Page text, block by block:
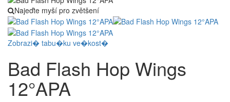
Najeďte myší pro zvětšení
Zobrazi� tabu�ku ve�kost�
Bad Flash Hop Wings
12°APA